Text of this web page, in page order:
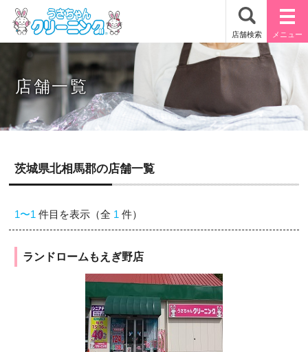
店舗一覧
茨城県北相馬郡の店舗一覧
1〜1 件目を表示（全 1 件）
ランドロームもえぎ野店